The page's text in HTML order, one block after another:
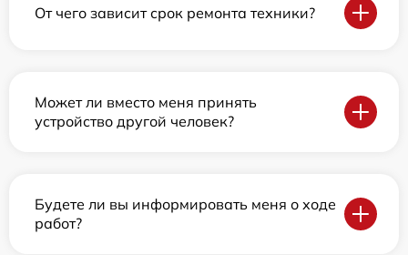
От чего зависит срок ремонта техники?
Может ли вместо меня принять
устройство другой человек?
Будете ли вы информировать меня о ходе
работ?